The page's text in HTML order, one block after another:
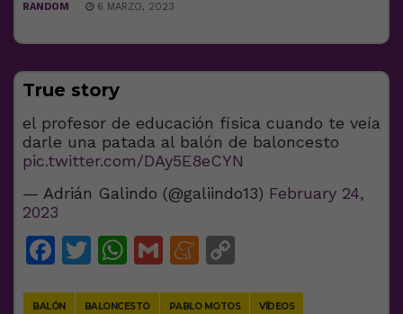
RANDOM 6 MARZO, 2023
True story
el profesor de educación física cuando te veía
darle una patada al balón de baloncesto
pic.twitter.com/DAy5E8eCYN
— Adrián Galindo (@galiindo13) February 24,
2023
Facebook
Twitter
WhatsApp
GmailMeneame
BALÓN BALONCESTO PABLO MOTOS VÍDEOS